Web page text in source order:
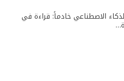
الاصطناعي خادماً: قراءة في